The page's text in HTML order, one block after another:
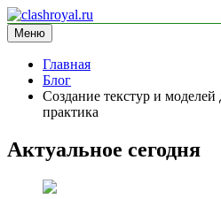
Перейти
к
содержимому
clashroyal.ru
информационный сайт
Меню
Главная
Блог
Создание текстур и
практика
Актуальное сегодня